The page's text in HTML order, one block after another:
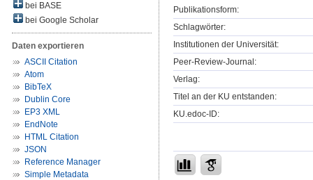
bei BASE
bei Google Scholar
Daten exportieren
ASCII Citation
Atom
BibTeX
Dublin Core
EP3 XML
EndNote
HTML Citation
JSON
Reference Manager
Simple Metadata
Publikationsform:
Schlagwörter:
Institutionen der Universität:
Peer-Review-Journal:
Verlag:
Titel an der KU entstanden:
KU.edoc-ID: